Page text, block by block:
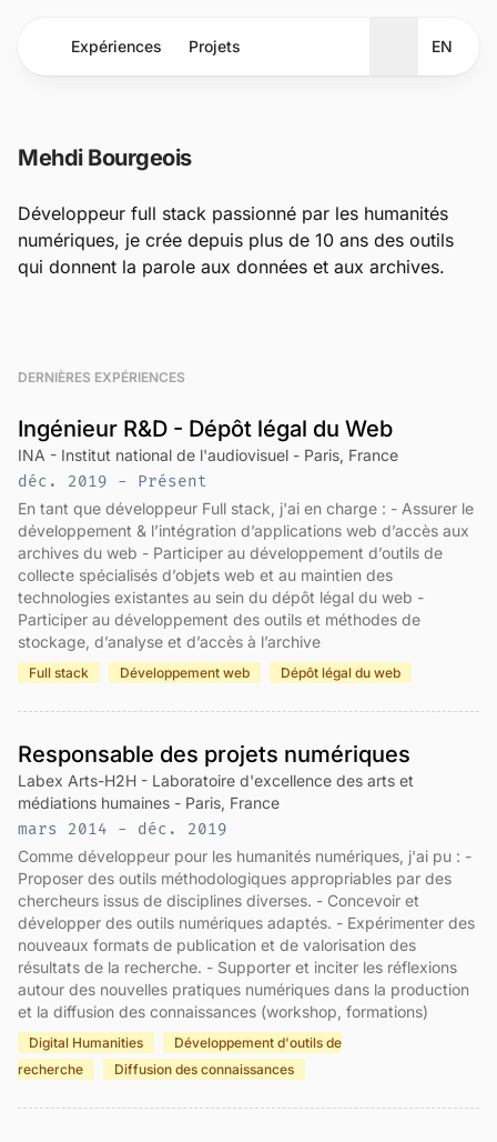
Expériences Projets Changer de
EN
Mehdi Bourgeois
Développeur full stack passionné par les humanités
numériques, je crée depuis plus de 10 ans des outils
qui donnent la parole aux données et aux archives.
DERNIÈRES EXPÉRIENCES
Ingénieur R&D - Dépôt légal du Web
INA - Institut national de l'audiovisuel - Paris, France
déc. 2019 - Présent
En tant que développeur Full stack, j'ai en charge : - Assurer le
développement & l’intégration d’applications web d’accès aux
archives du web - Participer au développement d’outils de
collecte spécialisés d’objets web et au maintien des
technologies existantes au sein du dépôt légal du web -
Participer au développement des outils et méthodes de
stockage, d’analyse et d’accès à l’archive
Full stack Développement web Dépôt légal du web
Responsable des projets numériques
Labex Arts-H2H - Laboratoire d'excellence des arts et
médiations humaines - Paris, France
mars 2014 - déc. 2019
Comme développeur pour les humanités numériques, j'ai pu : -
Proposer des outils méthodologiques appropriables par des
chercheurs issus de disciplines diverses. - Concevoir et
développer des outils numériques adaptés. - Expérimenter des
nouveaux formats de publication et de valorisation des
résultats de la recherche. - Supporter et inciter les réflexions
autour des nouvelles pratiques numériques dans la production
et la diffusion des connaissances (workshop, formations)
Digital Humanities
Développement d'outils de
recherche
Diffusion des connaissances